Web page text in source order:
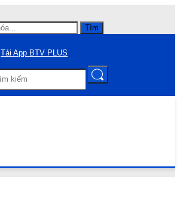
Tìm
Tải App BTV PLUS